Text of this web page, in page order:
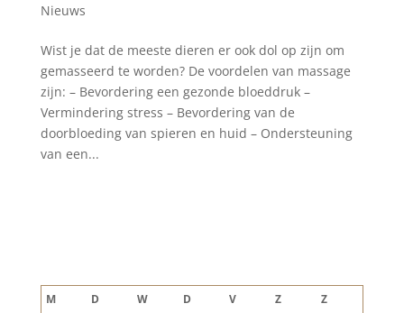
Nieuws
Wist je dat de meeste dieren er ook dol op zijn om
gemasseerd te worden? De voordelen van massage
zijn: – Bevordering een gezonde bloeddruk –
Vermindering stress – Bevordering van de
doorbloeding van spieren en huid – Ondersteuning
van een...
M D W D V Z Z